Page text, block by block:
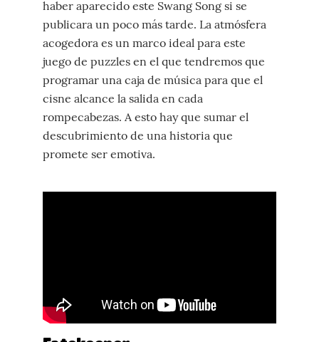
haber aparecido este Swang Song si se
publicara un poco más tarde. La atmósfera
acogedora es un marco ideal para este
juego de puzzles en el que tendremos que
programar una caja de música para que el
cisne alcance la salida en cada
rompecabezas. A esto hay que sumar el
descubrimiento de una historia que
promete ser emotiva.